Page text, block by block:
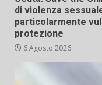
di violenza
particolarmente
protezione
6 Agosto 2026